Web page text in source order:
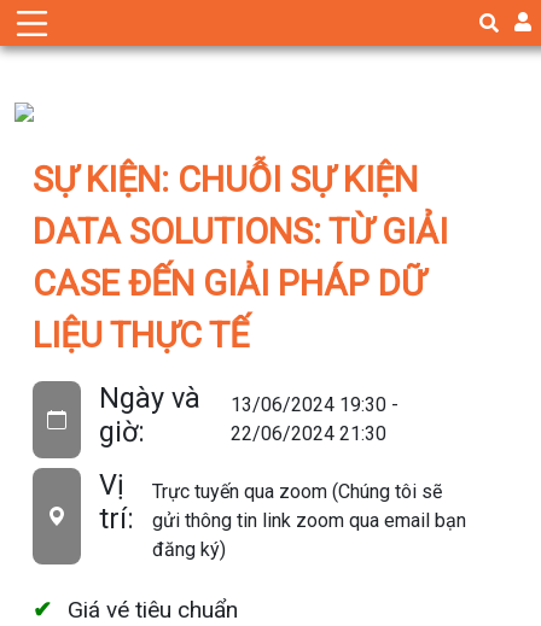
SỰ KIỆN: CHUỖI SỰ KIỆN
DATA SOLUTIONS: TỪ GIẢI
CASE ĐẾN GIẢI PHÁP DỮ
LIỆU THỰC TẾ
Ngày và
giờ:
13/06/2024 19:30 -
22/06/2024 21:30
Vị
trí:
Trực tuyến qua zoom (Chúng tôi sẽ
gửi thông tin link zoom qua email bạn
đăng ký)
Giá vé tiêu chuẩn